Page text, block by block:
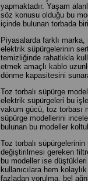
yapmaktadır. Yaşam
söz konusu olduğu bu
içinde bulunan torbada
Piyasalarda farklı
elektrik süpürgelerinin
temizliğinde rahatlıkla
etmek amaçlı kablo
dönme kapasitesini
Toz torbalı süpürge
elektrik süpürgeleri bu
vakum gücü, toz torbası
süpürge modellerini
bulunan bu modeller
Toz torbalı
değiştirilmesi gereken
bu modeller ise
kullanıcılara hem
fazladan yorulma, bel